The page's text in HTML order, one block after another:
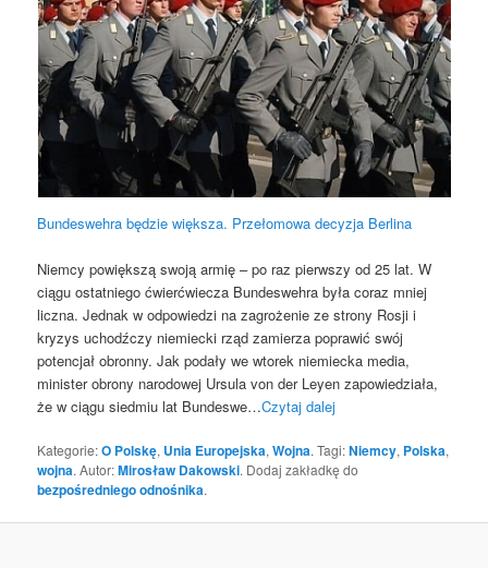
Bundeswehra będzie większa. Przełomowa decyzja Berlina
Niemcy powiększą swoją armię – po raz pierwszy od 25 lat. W
ciągu ostatniego ćwierćwiecza Bundeswehra była coraz mniej
liczna. Jednak w odpowiedzi na zagrożenie ze strony Rosji i
kryzys uchodźczy niemiecki rząd zamierza poprawić swój
potencjał obronny. Jak podały we wtorek niemiecka media,
minister obrony narodowej Ursula von der Leyen zapowiedziała,
że w ciągu siedmiu lat Bundeswe…Czytaj dalej
Kategorie:O Polskę, Unia Europejska,Wojna. Tagi:Niemcy, Polska,
wojna. Autor:Mirosław Dakowski. Dodaj zakładkę do
bezpośredniego odnośnika.